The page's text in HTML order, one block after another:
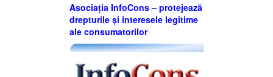
Asociația InfoCons – protejează
drepturile și interesele legitime
ale consumatorilor